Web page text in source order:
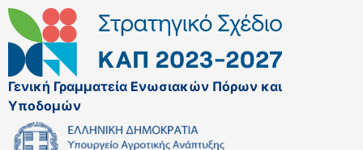
Γενική Γραμματεία Ενωσιακών Πόρων και
Υποδομών